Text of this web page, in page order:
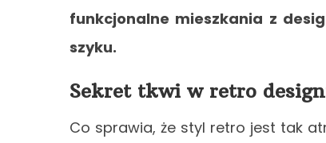
funkcjonalne mieszkania z
szyku.
Sekret tkwi w retro
Co sprawia, że styl retro jest tak